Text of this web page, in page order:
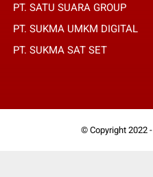
PT. SATU SUARA GROUP
PT. SUKMA UMKM DIGITAL
PT. SUKMA SAT SET
© Copyright 2022 -